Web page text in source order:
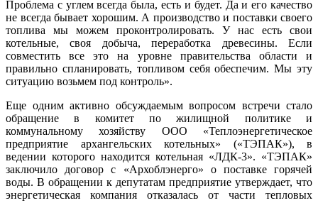
Проблема с углем всегда была, есть и будет. Да и его качество
не всегда бывает хорошим. А производство и поставки своего
топлива мы можем проконтролировать. У нас есть свои
котельные, своя добыча, переработка древесины. Если
совместить все это на уровне правительства области и
правильно спланировать, топливом себя обеспечим. Мы эту
ситуацию возьмем под контроль».
Еще одним активно обсуждаемым вопросом встречи стало
обращение в комитет по жилищной политике и
коммунальному хозяйству ООО «Теплоэнергетическое
предприятие архангельских котельных» («ТЭПАК»), в
ведении которого находится котельная «ЛДК-3». «ТЭПАК»
заключило договор с «Архоблэнерго» о поставке горячей
воды. В обращении к депутатам предприятие утверждает, что
энергетическая компания отказалась от части тепловых